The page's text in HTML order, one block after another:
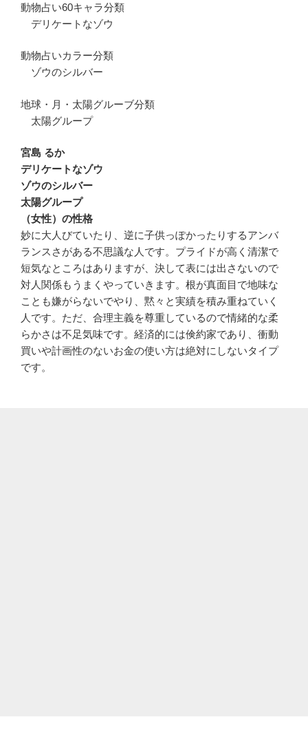
動物占い60キャラ分類
デリケートなゾウ
動物占いカラー分類
ゾウのシルバー
地球・月・太陽グルーブ分類
太陽グループ
宮島 るか
デリケートなゾウ
ゾウのシルバー
太陽グループ
（女性）の性格
妙に大人びていたり、逆に子供っぽかったりするアンバ
ランスさがある不思議な人です。プライドが高く清潔で
短気なところはありますが、決して表には出さないので
対人関係もうまくやっていきます。根が真面目で地味な
ことも嫌がらないでやり、黙々と実績を積み重ねていく
人です。ただ、合理主義を尊重しているので情緒的な柔
らかさは不足気味です。経済的には倹約家であり、衝動
買いや計画性のないお金の使い方は絶対にしないタイプ
です。